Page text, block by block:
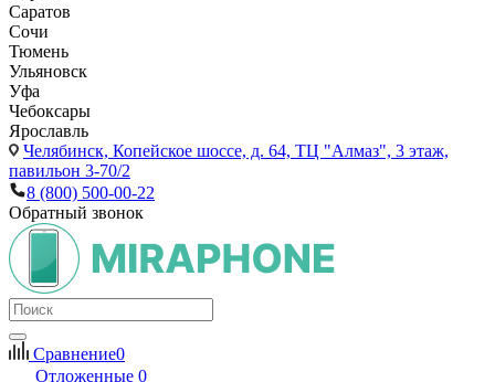
Саратов
Сочи
Тюмень
Ульяновск
Уфа
Чебоксары
Ярославль
Челябинск, Копейское шоссе, д. 64, ТЦ "Алмаз", 3 этаж,
павильон 3-70/2
8 (800) 500-00-22
Обратный звонок
Сравнение0
Отложенные 0